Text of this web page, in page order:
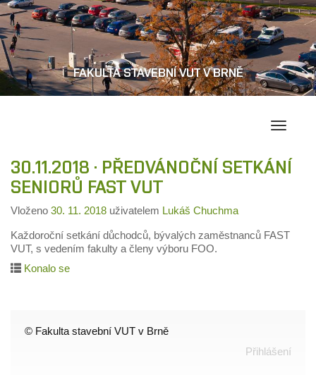
FAKULTA STAVEBNÍ VUT V BRNĚ
30.11.2018 · PŘEDVÁNOČNÍ SETKÁNÍ
SENIORŮ FAST VUT
Vloženo 30. 11. 2018 uživatelem Lukáš Chuchma
Každoroční setkání důchodců, bývalých zaměstnanců FAST
VUT, s vedením fakulty a členy výboru FOO.
Konalo se
© Fakulta stavební VUT v Brně
Přihlášení